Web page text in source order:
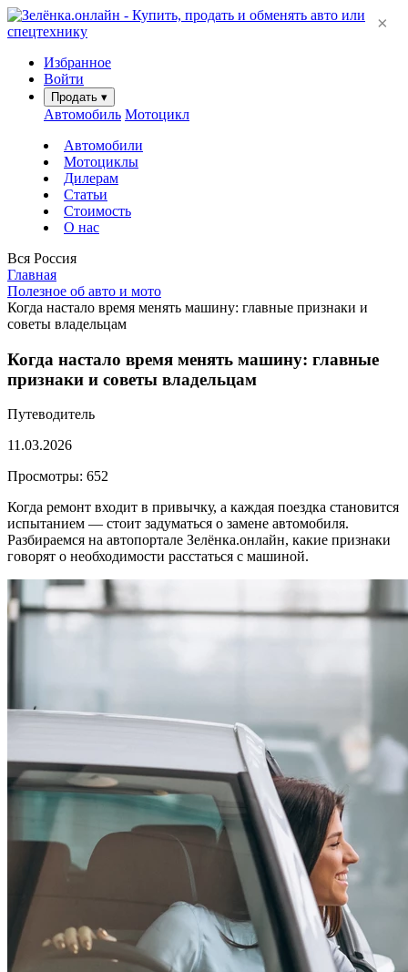
Избранное
Войти
Продать ▾
Автомобиль Мотоцикл
Автомобили
Мотоциклы
Дилерам
Статьи
Стоимость
О нас
Вся Россия
Главная
Полезное об авто и мото
Когда настало время менять машину: главные признаки и
советы владельцам
Когда настало время менять машину: главные
признаки и советы владельцам
Путеводитель
11.03.2026
Просмотры: 652
Когда ремонт входит в привычку, а каждая поездка становится
испытанием — стоит задуматься о замене автомобиля.
Разбираемся на автопортале Зелёнка.онлайн, какие признаки
говорят о необходимости расстаться с машиной.
×